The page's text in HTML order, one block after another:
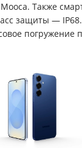
Также
защиты — IP68.
погружение